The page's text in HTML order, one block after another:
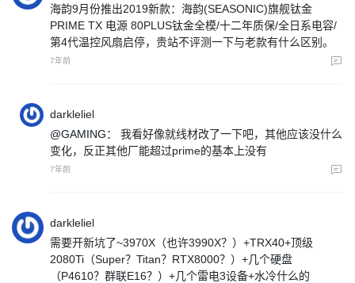
海韵9月份推出2019新款：海韵(SEASONIC)旗舰钛金
PRIME TX 电源 80PLUS钛金全模/十二年质保/全日系电容/
第4代温控风扇启停，贵站不评测一下与老款有什么区别。
7年前
darkleliel
@GAMING：
我看好像就线材改了一下吧，其他应该没什么
变化，反正其他厂能超过prime的基本上没有
7年前
darkleliel
需要开新坑了~3970X（也许3990X？）+TRX40+顶级
2080Ti（Super？Titan？RTX8000？）+几个硬盘
（P4610？群联E16？）+几个雷电3设备+水冷什么的